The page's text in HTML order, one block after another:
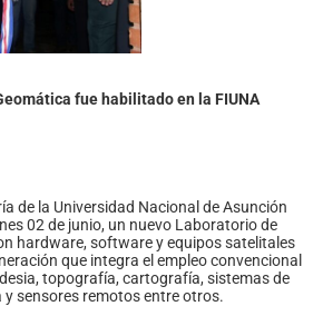
fue habilitado en la FIUNA
de la Universidad Nacional de Asunción
02 de junio, un nuevo Laboratorio de
hardware, software y equipos satelitales
que integra el empleo convencional
topografía, cartografía, sistemas de
sensores remotos entre otros.